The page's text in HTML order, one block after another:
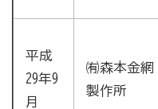
平成
29年9
月
㈲森本金網
製作所